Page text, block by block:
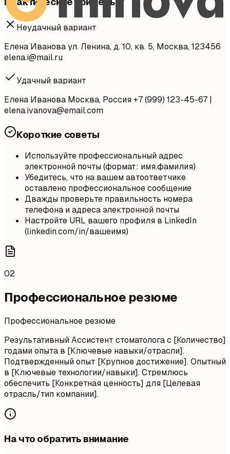
Неудачный вариант
Елена Иванова ул. Ленина, д. 10, кв. 5, Москва, 123456
elena.i@mail.ru
Удачный вариант
Елена Иванова Москва, Россия +7 (999) 123-45-67 |
elena.ivanova@email.com
Короткие советы
Используйте профессиональный адрес
электронной почты (формат: имя.фамилия)
Убедитесь, что на вашем автоответчике
оставлено профессиональное сообщение
Дважды проверьте правильность номера
телефона и адреса электронной почты
Настройте URL вашего профиля в LinkedIn
(linkedin.com/in/вашеимя)
02
Профессиональное резюме
Профессиональное резюме
Результативный Ассистент стоматолога с [Количество]
годами опыта в [Ключевые навыки/отрасли].
Подтвержденный опыт [Крупное достижение]. Опытный
в [Ключевые технологии/навыки]. Стремлюсь
обеспечить [Конкретная ценность] для [Целевая
отрасль/тип компании].
На что обратить внимание